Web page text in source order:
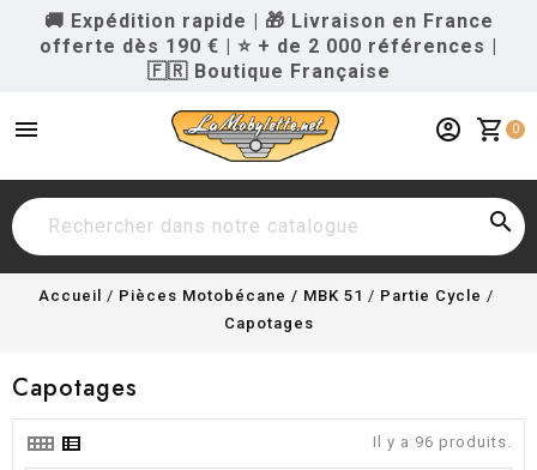
🚚 Expédition rapide | 🎁 Livraison en France
offerte dès 190 € | ⭐ + de 2 000 références |
🇫🇷 Boutique Française
menu shopping_cart 0
account_circle

Accueil Pièces Motobécane / MBK 51
Partie Cycle
Capotages
Capotages
Il y a 96 produits.